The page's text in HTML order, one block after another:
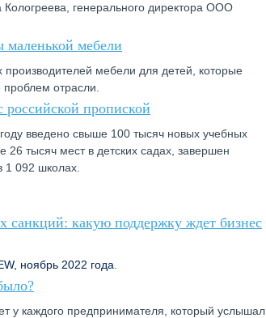
генерального директора ООО
мебели
производителей мебели для детей, которые
отрасли.
пропиской
введено свыше 100 тысяч новых учебных
26 тысяч мест в детских садах, завершен
1 092 школах.
санкций: какую поддержку ждет бизнес
ноябрь 2022 года
у каждого предпринимателя, который услышал